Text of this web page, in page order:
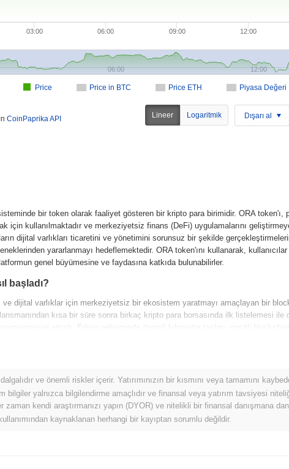
Price in BTC Price ETH Piyasa Değeri
Price
06:00 12:00
03:00 09:00
12:00
06:00
CoinPaprika API Lineer Logaritmik Dışarı al
bir token olarak faaliyet gösteren bir kripto para birimidir. ORA token'ı,
için kullanılmaktadır ve merkeziyetsiz finans (DeFi) uygulamalarını
dijital varlıkları ticaretini ve yönetimini sorunsuz bir şekilde
yararlanmayı hedeflemektedir. ORA token'ını kullanarak,
genel büyümesine ve faydasına katkıda bulunabilirler.
başladı?
ve dijital varlıklar için merkeziyetsiz bir ekosistem yaratmayı amaçlayan bir
kısa bir süre sonra birkaç kripto para borsasında ilk listelemesi
artırdı. Erken gelişiminde önemli kilometre taşları, çeşitli
uygulamaya koyarken önemli ilerlemeler kaydetmeye hazırlanıyor.
faydasını genişletmeyi amaçlayan geliştirilmiş ölçeklenebilirlik çözümleri ve
alıyor. Topluluk, kullanıcı deneyimini iyileştirmeye ve benimsemeyi artıracak
aktif olarak katılmaktadır. Gelecek planları ayrıca, ORA'nın değer
NFT işlevsellikleri gibi yenilikçi kullanım durumlarının geliştirilmesine vurgu
ve önemli riskler içerir. Yatırımınızın bir kısmını veya tamamını
bilgiler yalnızca bilgilendirme amaçlıdır ve finansal veya yatırım tavsiyesi
zaman kendi araştırmanızı yapın (DYOR) ve nitelikli bir finansal danışmana
kaynaklanan herhangi bir kayıptan sorumlu değildir.